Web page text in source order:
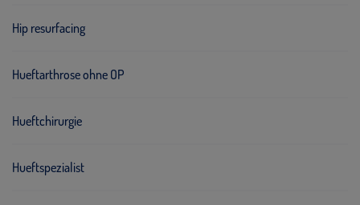
Hip resurfacing
Hueftarthrose ohne OP
Hueftchirurgie
Hueftspezialist